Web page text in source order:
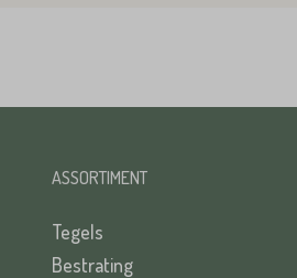
ASSORTIMENT
Tegels
Bestrating